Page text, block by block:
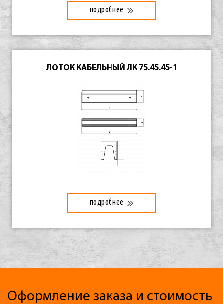
подробнее
ЛОТОК КАБЕЛЬНЫЙ ЛК 75.45.45-1
подробнее
Оформление заказа и стоимость